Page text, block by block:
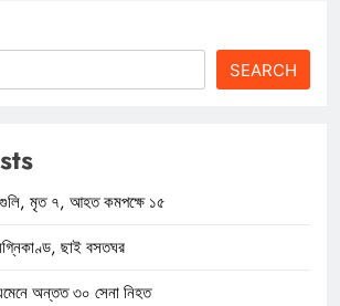
SEARCH
মৃত ৭, আহত কমপক্ষে ১৫
ছাই বসতঘর
অন্তত ৩০ সেনা নিহত